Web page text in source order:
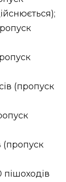
(пропуск
(пропуск
пішоходів